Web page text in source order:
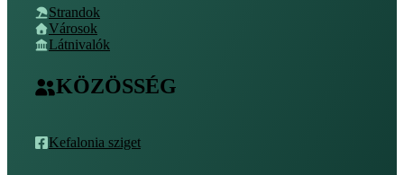
Strandok
Városok
Látnivalók
KÖZÖSSÉG
Kefalonia sziget